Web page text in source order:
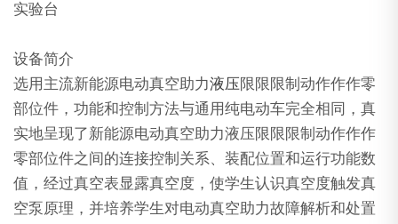
实验台
设备简介
选用主流新能源电动真空助力液压 限限限制动作作作零
部位件，功能和控制方法与通用纯电动车完全相同，真
实地呈现了新能源电动真空助力液压限限限制动作作作
零部位件之间的连接控制关系、装配位置和运行功能数
值，经过真空表显露真空度，使学生认识真空度触发真
空泵原理，并培养学生对电动真空助力故障解析和处置